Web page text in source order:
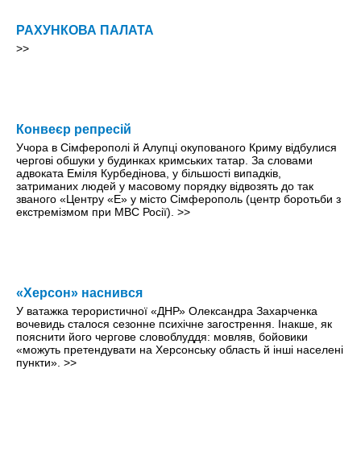
РАХУНКОВА ПАЛАТА
>>
Конвеєр репресій
Учора в Сімферополі й Алупці окупованого Криму відбулися
чергові обшуки у будинках кримських татар. За словами
адвоката Еміля Курбедінова, у більшості випадків,
затриманих людей у масовому порядку відвозять до так
званого «Центру «Е» у місто Сімферополь (центр боротьби з
екстремізмом при МВС Росії). >>
«Херсон» наснився
У ватажка терористичної «ДНР» Олександра Захарченка
вочевидь сталося сезонне психічне загострення. Інакше, як
пояснити його чергове словоблуддя: мовляв, бойовики
«можуть претендувати на Херсонську область й інші населені
пункти». >>